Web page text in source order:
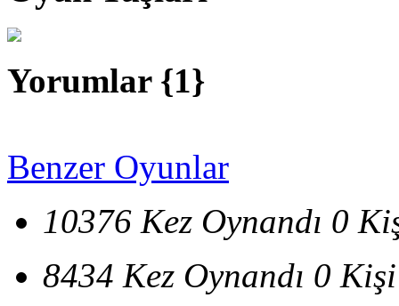
Yorumlar {1}
Benzer Oyunlar
10376 Kez Oynandı 0
8434 Kez Oynandı 0